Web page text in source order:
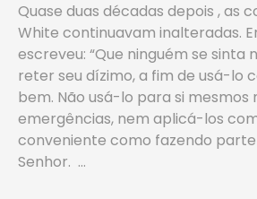
Quase duas décadas depois , as
White continuavam inalteradas.
escreveu: “Que ninguém se sinta
reter seu dízimo, a fim de usá-lo
bem. Não usá-lo para si mesmos
emergências, nem aplicá-los
conveniente como fazendo
Senhor. …